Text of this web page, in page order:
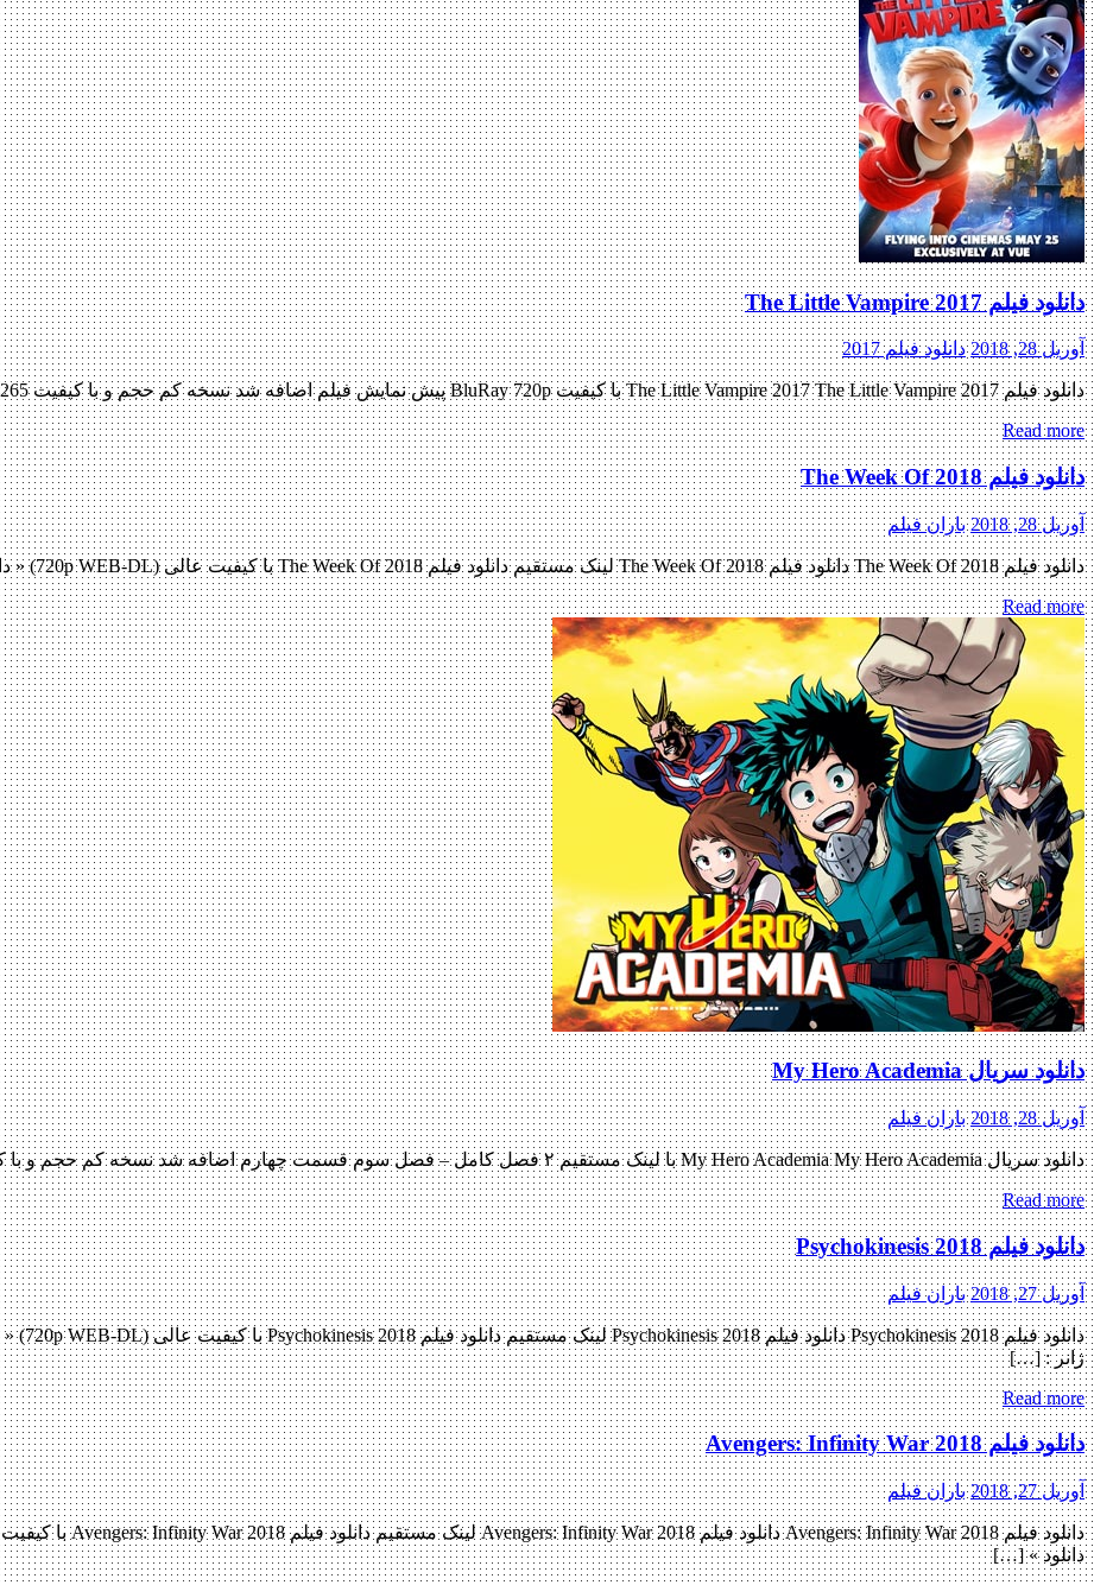
دانلود فیلم The Little Vampire 2017
آوریل 28, 2018 دانلود فیلم 2017
دانلود فیلم The Little Vampire 2017 The Little Vampire 2017 با کیفیت BluRay 720p پیش نمایش فیلم اضافه شد نسخه کم حجم و با کیفیت x265 اضافه شد کیفیت ۴۸۰p اضافه شد کیفیت ۱۰۸۰p اضافه […]
Read more
دانلود فیلم The Week Of 2018
آوریل 28, 2018 باران فیلم
دانلود فیلم The Week Of 2018 دانلود فیلم The Week Of 2018 لینک مستقیم دانلود فیلم The Week Of 2018 با کیفیت عالی (720p WEB-DL) « دانلود رایگان با لینک مستقیم از هستی دانلود » […]
Read more
دانلود سریال My Hero Academia
آوریل 28, 2018 باران فیلم
دانلود سریال My Hero Academia My Hero Academia با لینک مستقیم ۲ فصل کامل – فصل سوم قسمت چهارم اضافه شد نسخه کم حجم و با کیفیت x265 اضافه شد کیفیت ۷۲۰p اضافه شد کیفیت […]
Read more
دانلود فیلم Psychokinesis 2018
آوریل 27, 2018 باران فیلم
ژانر : […]
Read more
دانلود فیلم Avengers: Infinity War 2018
آوریل 27, 2018 باران فیلم
دانلود » […]